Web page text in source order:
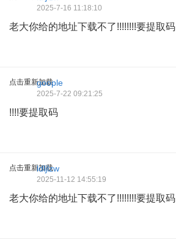
2025-7-16 11:18:10
老大你给的地址下载不了!!!!!!!!要提取码
点击重新加载
goople
2025-7-22 09:21:25
!!!!要提取码
点击重新加载
ldljlzw
2025-11-12 14:55:19
老大你给的地址下载不了!!!!!!!!要提取码